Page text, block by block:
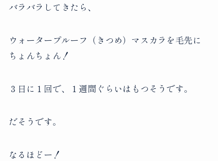
バラバラしてきたら、
ウォータープルーフ（きつめ）マスカラを毛先に
ちょんちょん！
３日に１回で、１週間ぐらいはもつそうです。
だそうです。
なるほどー！